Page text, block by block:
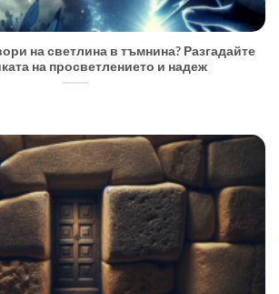
на светлина в тъмнина? Разгадайте
на просветлението и надеж